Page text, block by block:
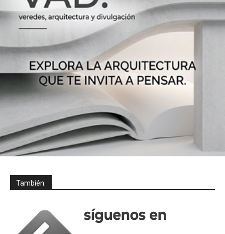
También: